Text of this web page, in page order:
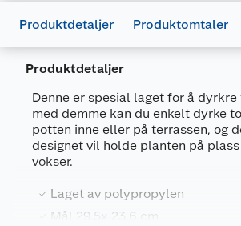
Produktdetaljer Produktomtaler
Produktdetaljer
Denne er spesial laget for å dyrkre
med demme kan du enkelt dyrke
potten inne eller på terrassen, og
designet vil holde planten på
vokser.
Laget av polypropylen
Mål 29,5x 23,6 cm
Artikkelnummer
Leverandørens artikkelnummer
Størrelse
Farge